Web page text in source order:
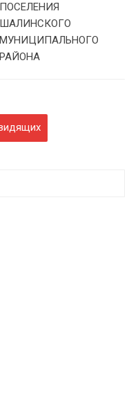
ПОСЕЛЕНИЯ
ШАЛИНСКОГО
МУНИЦИПАЛЬНОГО
РАЙОНА